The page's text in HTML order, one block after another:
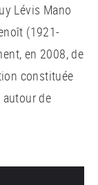
Lévis Mano
(1921-
en 2008, de
constituée
de